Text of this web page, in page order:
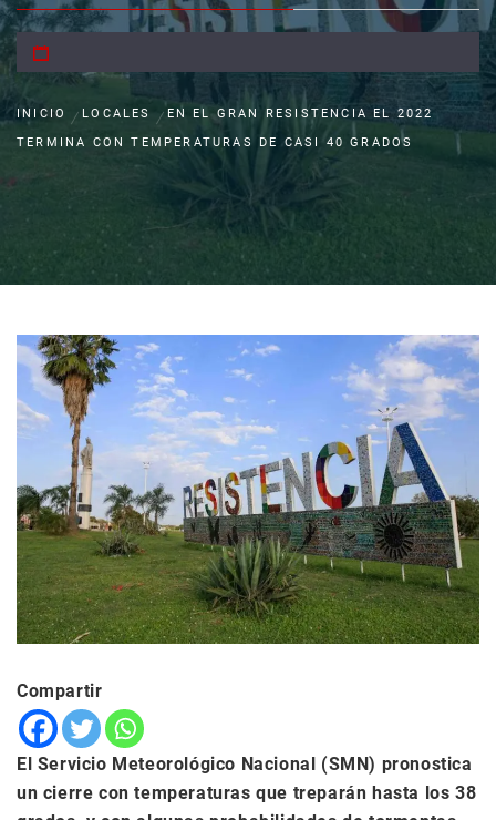
INICIO LOCALES
EN EL GRAN RESISTENCIA EL 2022
TERMINA CON TEMPERATURAS DE CASI 40 GRADOS
Compartir
El Servicio Meteorológico Nacional (SMN) pronostica
un cierre con temperaturas que treparán hasta los 38